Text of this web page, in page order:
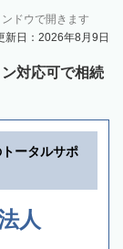
ドウで開きます
新日：2026年8月9日
対応可で相続
ータルサポ
人